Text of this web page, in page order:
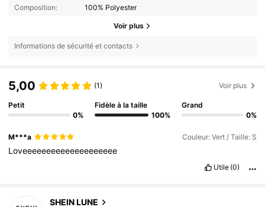
Composition: 100% Polyester
Voir plus
Informations de sécurité et contacts
5,00 (1) Voir plus
Petit
0%
Fidèle à la taille
100%
Grand
0%
M***a Couleur: Vert / Taille: S
Loveeeeeeeeeeeeeeeeeeee
Utile (0)
SHEIN LUNE
a***mest en train de naviguer